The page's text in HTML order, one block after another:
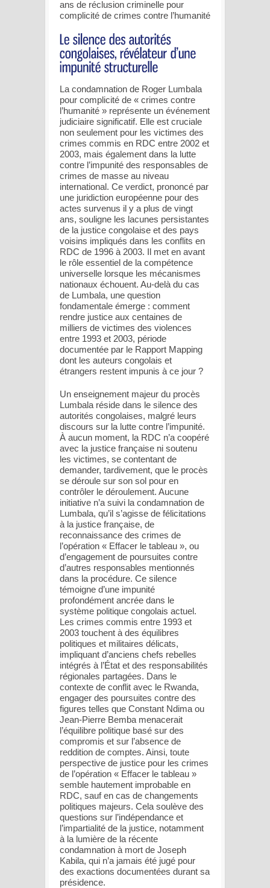
ans de réclusion criminelle pour
complicité de crimes contre l’humanité
La condamnation de Roger Lumbala
pour complicité de « crimes contre
l’humanité » représente un événement
judiciaire significatif. Elle est cruciale
non seulement pour les victimes des
crimes commis en RDC entre 2002 et
2003, mais également dans la lutte
contre l’impunité des responsables de
crimes de masse au niveau
international. Ce verdict, prononcé par
une juridiction européenne pour des
actes survenus il y a plus de vingt
ans, souligne les lacunes persistantes
de la justice congolaise et des pays
voisins impliqués dans les conflits en
RDC de 1996 à 2003. Il met en avant
le rôle essentiel de la compétence
universelle lorsque les mécanismes
nationaux échouent. Au-delà du cas
de Lumbala, une question
fondamentale émerge : comment
rendre justice aux centaines de
milliers de victimes des violences
entre 1993 et 2003, période
documentée par le Rapport Mapping
dont les auteurs congolais et
étrangers restent impunis à ce jour ?
Un enseignement majeur du procès
Lumbala réside dans le silence des
autorités congolaises, malgré leurs
discours sur la lutte contre l’impunité.
À aucun moment, la RDC n’a coopéré
avec la justice française ni soutenu
les victimes, se contentant de
demander, tardivement, que le procès
se déroule sur son sol pour en
contrôler le déroulement. Aucune
initiative n’a suivi la condamnation de
Lumbala, qu’il s’agisse de félicitations
à la justice française, de
reconnaissance des crimes de
l’opération « Effacer le tableau », ou
d’engagement de poursuites contre
d’autres responsables mentionnés
dans la procédure. Ce silence
témoigne d’une impunité
profondément ancrée dans le
système politique congolais actuel.
Les crimes commis entre 1993 et
2003 touchent à des équilibres
politiques et militaires délicats,
impliquant d’anciens chefs rebelles
intégrés à l’État et des responsabilités
régionales partagées. Dans le
contexte de conflit avec le Rwanda,
engager des poursuites contre des
figures telles que Constant Ndima ou
Jean-Pierre Bemba menacerait
l’équilibre politique basé sur des
compromis et sur l’absence de
reddition de comptes. Ainsi, toute
perspective de justice pour les crimes
de l’opération « Effacer le tableau »
semble hautement improbable en
RDC, sauf en cas de changements
politiques majeurs. Cela soulève des
questions sur l’indépendance et
l’impartialité de la justice, notamment
à la lumière de la récente
condamnation à mort de Joseph
Kabila, qui n’a jamais été jugé pour
des exactions documentées durant sa
présidence.